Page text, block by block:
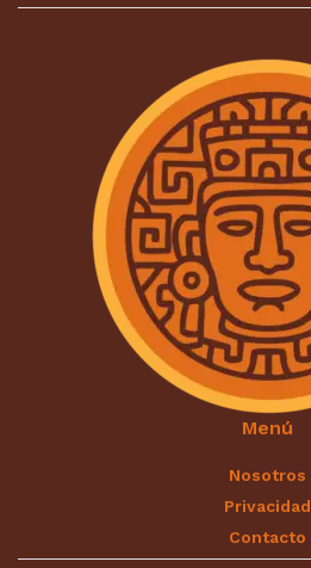
Menú
Nosotros
Privacidad
Contacto